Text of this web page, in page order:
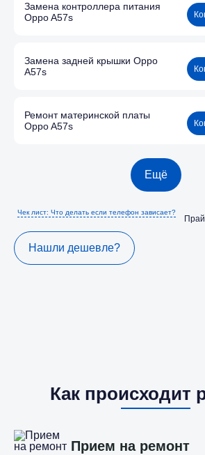
Замена контроллера питания
Oppo A57s
Замена задней крышки Oppo
A57s
Ремонт материнской платы
Oppo A57s
Ещё
Чек лист: Что делать если телефон зависает?
Нашли дешевле?
Как происходит
Прием на ремонт